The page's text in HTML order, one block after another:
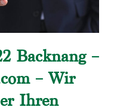
Backnang –
– Wir
Ihren